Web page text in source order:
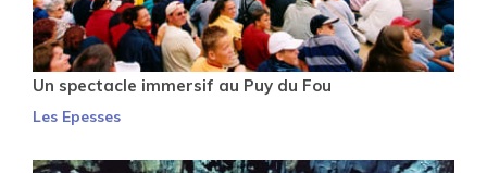
Un spectacle immersif au Puy du Fou
Les Epesses